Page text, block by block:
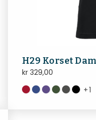
H29 Korset
kr329,00
+1